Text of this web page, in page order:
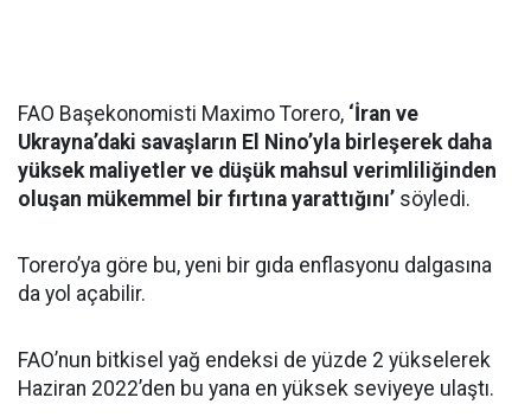
FAO Başekonomisti Maximo Torero, ‘İran ve
Ukrayna’daki savaşların El Nino’yla birleşerek daha
yüksek maliyetler ve düşük mahsul verimliliğinden
oluşan mükemmel bir fırtına yarattığını’ söyledi.
Torero’ya göre bu, yeni bir gıda enflasyonu dalgasına
da yol açabilir.
FAO’nun bitkisel yağ endeksi de yüzde 2 yükselerek
Haziran 2022’den bu yana en yüksek seviyeye ulaştı.